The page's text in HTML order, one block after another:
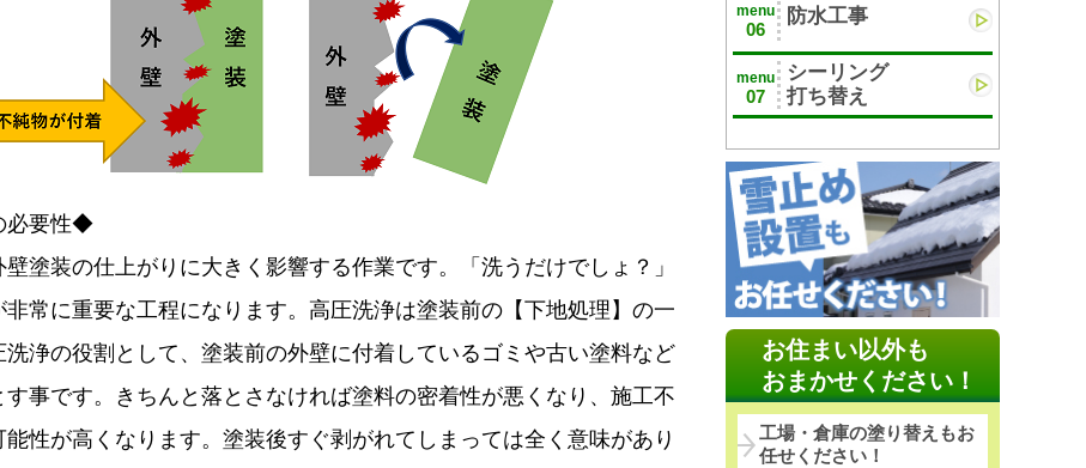
必要性◆
塗装の仕上がりに大きく影響する作業です。「洗うだけでしょ？」
非常に重要な工程になります。高圧洗浄は塗装前の【下地処理】の一
洗浄の役割として、塗装前の外壁に付着しているゴミや古い塗料など
す事です。きちんと落とさなければ塗料の密着性が悪くなり、施工不
能性が高くなります。塗装後すぐ剥がれてしまっては全く意味があり
menu
06
防水工事
menu
07
シーリング
打ち替え
お住まい以外も
おまかせください！
工場・倉庫の塗り替えもお
任せください！